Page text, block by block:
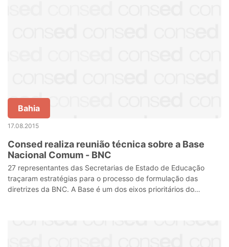
Bahia
17.08.2015
Consed realiza reunião técnica sobre a Base
Nacional Comum - BNC
27 representantes das Secretarias de Estado de Educação
traçaram estratégias para o processo de formulação das
diretrizes da BNC. A Base é um dos eixos prioritários do